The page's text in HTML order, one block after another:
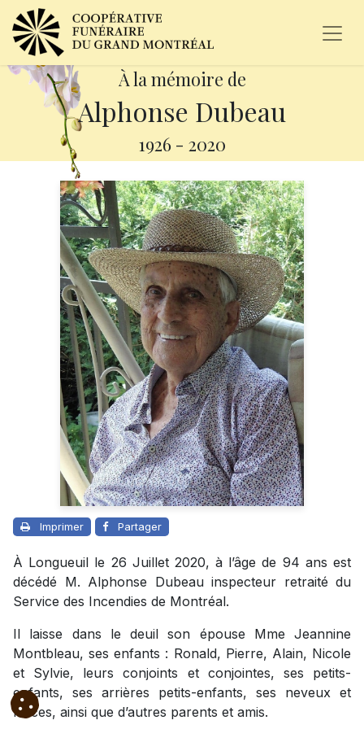
À la mémoire de
Alphonse Dubeau
1926 - 2020
Imprimer Partager
À Longueuil le 26 Juillet 2020, à l’âge de 94 ans est
décédé M. Alphonse Dubeau inspecteur retraité du
Service des Incendies de Montréal.
Il laisse dans le deuil son épouse Mme Jeannine
Montbleau, ses enfants : Ronald, Pierre, Alain, Nicole
et Sylvie, leurs conjoints et conjointes, ses petits-
enfants, ses arrières petits-enfants, ses neveux et
nièces, ainsi que d’autres parents et amis.